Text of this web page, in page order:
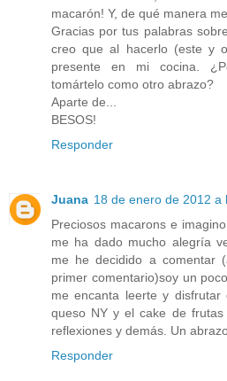
macarón! Y, de qué manera
Gracias por tus palabras
creo que al hacerlo (este y
presente en mi cocina.
tomártelo como otro abrazo?
Aparte de...
BESOS!
Responder
Juana 18 de enero de 2012 a
Preciosos macarons e
me ha dado mucho alegría
me he decidido a comentar
primer comentario)soy un
me encanta leerte y
queso NY y el cake de frutas
reflexiones y demás. Un
Responder